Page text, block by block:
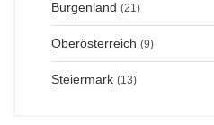
Burgenland (21)
Oberösterreich (9)
Steiermark (13)